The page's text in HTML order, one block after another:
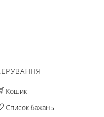
Кошик
Список бажань